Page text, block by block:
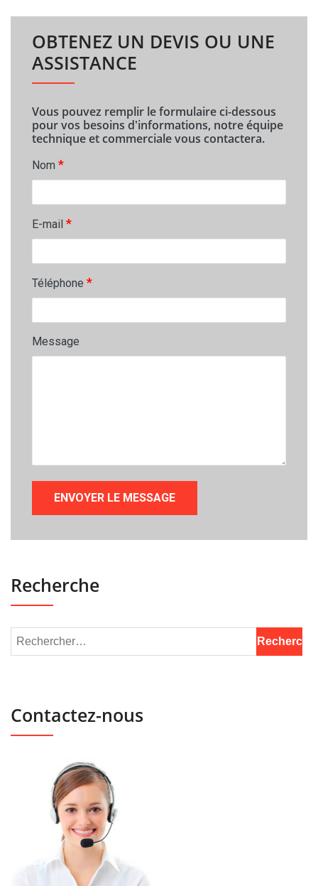
OBTENEZ UN DEVIS OU UNE
ASSISTANCE
Vous pouvez remplir le formulaire ci-dessous
pour vos besoins d'informations, notre équipe
technique et commerciale vous contactera.
Nom *
E-mail *
Téléphone *
Message
Recherche
Contactez-nous